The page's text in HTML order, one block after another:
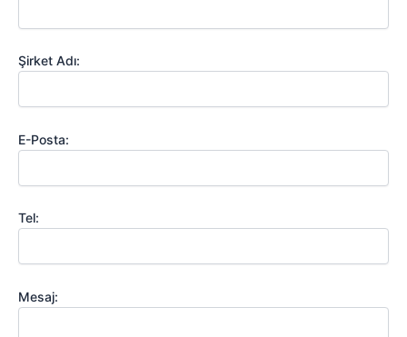
Şirket Adı:
E-Posta:
Tel:
Mesaj: